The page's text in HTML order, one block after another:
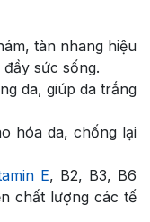
tàn nhang hiệu
sức sống.
da, giúp da trắng
hóa da, chống lại
E, B2, B3, B6
chất lượng các tế